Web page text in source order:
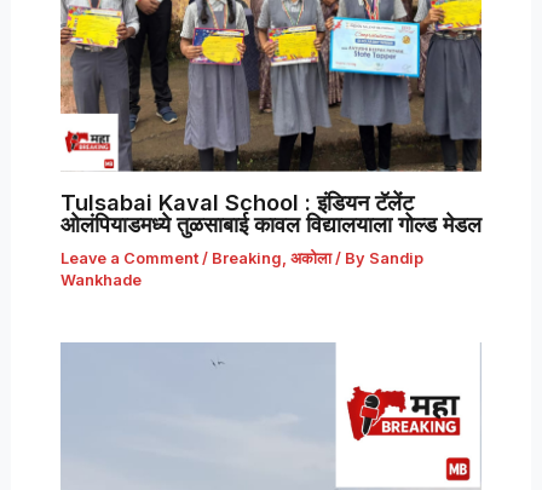
Tulsabai Kaval School : इंडियन टॅलेंट
ओलंपियाडमध्ये तुळसाबाई कावल विद्यालयाला गोल्ड मेडल
Leave a Comment / Breaking, अकोला/ By Sandip
Wankhade